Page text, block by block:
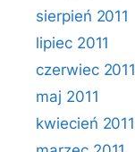
sierpień 2011
lipiec 2011
czerwiec 2011
maj 2011
kwiecień 2011